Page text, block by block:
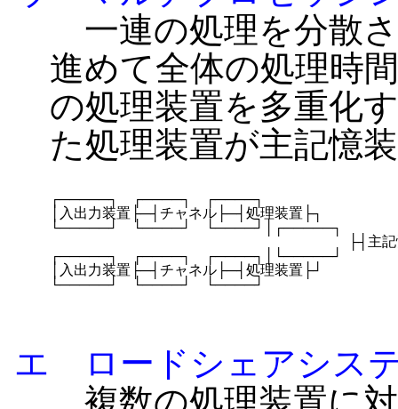
一連の処理を分散
進めて全体の処理時
の処理装置を多重化
た処理装置が主記憶
┌─────┐　┌────┐　┌────┐
│入出力装置├─┤チャネル├─┤処理装置├┐
└─────┘　└────┘　└────┘│┌─────┐
├┤主記憶装
┌─────┐　┌────┐　┌────┐│└─────┘
│入出力装置├─┤チャネル├─┤処理装置├┘
└─────┘　└────┘　└────┘
エ ロードシェアシス